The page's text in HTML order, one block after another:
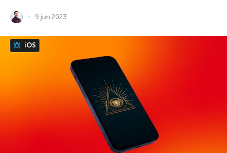
9 jun 2023
iOS